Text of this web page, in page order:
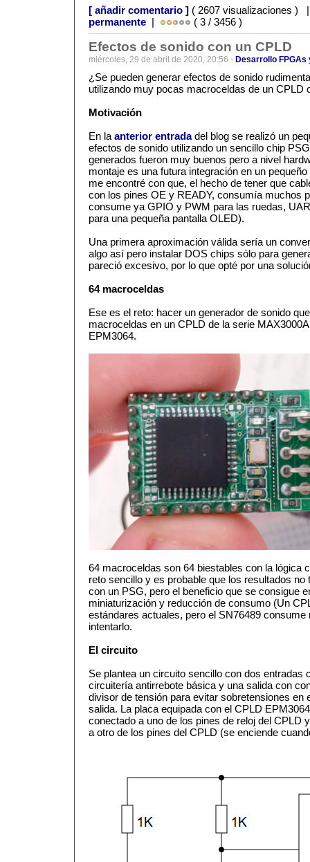
[ añadir comentario ]( 2607 visualizaciones
permanente| ( 3 / 3456 )
Efectos de sonido con un CPLD
miércoles, 29 de abril de 2020, 20:56 - Desarrollo FPGAs
¿Se pueden generar efectos de sonido
utilizando muy pocas macroceldas de un CPLD
Motivación
En la anterior entradadel blog se realizó un
efectos de sonido utilizando un sencillo chip
generados fueron muy buenos pero a nivel
montaje es una futura integración en un
me encontré con que, el hecho de tener que
con los pines OE y READY, consumía muchos
consume ya GPIO y PWM para las ruedas,
para una pequeña pantalla OLED).
Una primera aproximación válida sería un
algo así pero instalar DOS chips sólo para
pareció excesivo, por lo que opté por una
64 macroceldas
Ese es el reto: hacer un generador de sonido
macroceldas en un CPLD de la serie
EPM3064.
64 macroceldas son 64 biestables con la lógica
reto sencillo y es probable que los resultados no
con un PSG, pero el beneficio que se consigue
miniaturización y reducción de consumo (Un
estándares actuales, pero el SN76489
intentarlo.
El circuito
Se plantea un circuito sencillo con dos entradas
circuitería antirrebote básica y una salida con
divisor de tensión para evitar sobretensiones en
salida. La placa equipada con el CPLD
conectado a uno de los pines de reloj del CPLD
a otro de los pines del CPLD (se enciende